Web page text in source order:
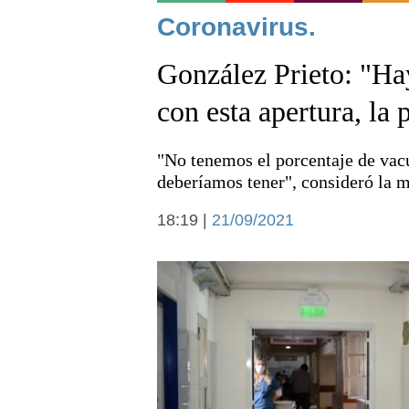
Noticias
Deportes
Arte y cultura
Economía y campo
Coronavirus.
González Prieto:
con esta apertura, la
"No tenemos el porcentaje de
deberíamos tener", consideró la
18:19 | 21/09/2021